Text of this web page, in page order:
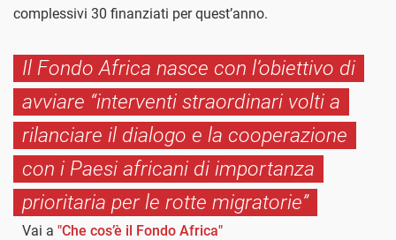
complessivi 30 finanziati per quest’anno.
Il Fondo Africa nasce con l’obiettivo di
avviare “interventi straordinari volti a
rilanciare il dialogo e la cooperazione
con i Paesi africani di importanza
prioritaria per le rotte migratorie”
Vai a "Che cos’è il Fondo Africa"